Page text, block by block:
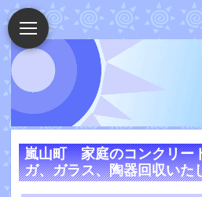
嵐山町 家庭のコンクリー
ガ、ガラス、陶器回収いた